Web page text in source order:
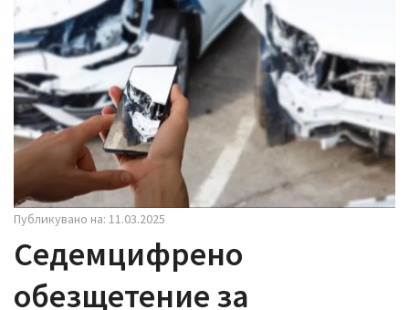
g
a
t
i
o
n
Публикувано на: 11.03.2025
Седемцифрено
обезщетение за